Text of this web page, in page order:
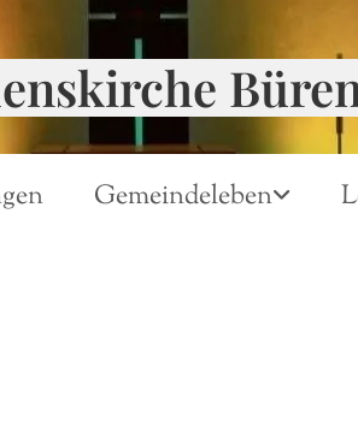
Gemeindeleben